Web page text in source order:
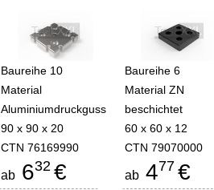
Baureihe 10
Material
Aluminiumdruckguss
90 x 90 x 20
CTN 76169990
ab 632 €
Baureihe 6
Material ZN
beschichtet
60 x 60 x 12
CTN 79070000
ab477 €